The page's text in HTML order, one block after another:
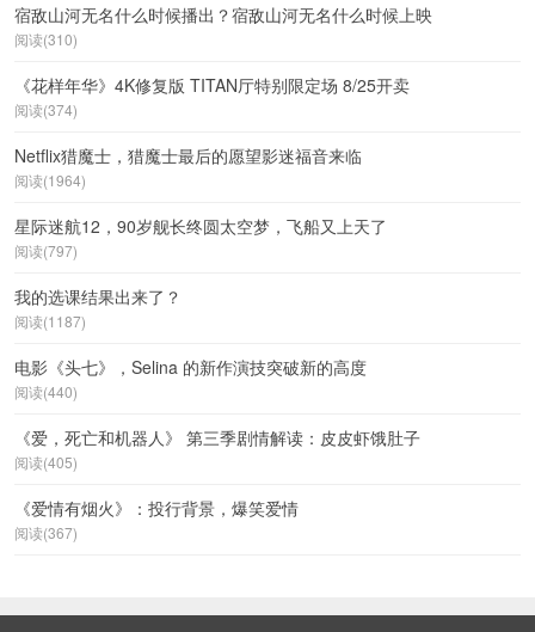
宿敌山河无名什么时候播出？宿敌山河无名什么时候上映
阅读(310)
《花样年华》4K修复版 TITAN厅特别限定场 8/25开卖
阅读(374)
Netflix猎魔士，猎魔士最后的愿望影迷福音来临
阅读(1964)
星际迷航12，90岁舰长终圆太空梦，飞船又上天了
阅读(797)
我的选课结果出来了？
阅读(1187)
电影《头七》，Selina 的新作演技突破新的高度
阅读(440)
《爱，死亡和机器人》 第三季剧情解读：皮皮虾饿肚子
阅读(405)
《爱情有烟火》：投行背景，爆笑爱情
阅读(367)